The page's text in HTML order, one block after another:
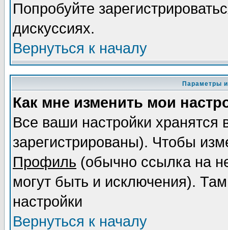
Попробуйте
дискуссиях.
Вернуться к началу
Параметры
Как мне изменить мои
Все ваши настройки
зарегистрированы). Чтобы
Профиль (обычно ссылка на
могут быть и исключения).
настройки
Вернуться к началу